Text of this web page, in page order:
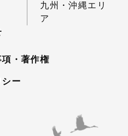
九州・沖縄エリ
ア
項・著作権
ー